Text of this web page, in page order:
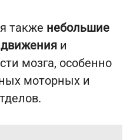
также небольшие
и
мозга, особенно
моторных и